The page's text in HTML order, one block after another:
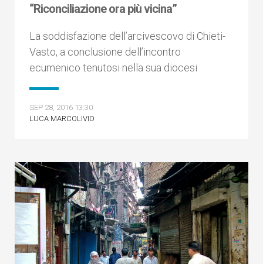
“Riconciliazione ora più vicina”
La soddisfazione dell’arcivescovo di Chieti-
Vasto, a conclusione dell’incontro
ecumenico tenutosi nella sua diocesi
SEP 28, 2016 13:30
LUCA MARCOLIVIO